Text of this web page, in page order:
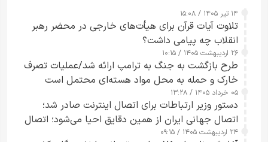
۱۴ تیر ۱۴۰۵ / ۱۵:۰۸
تلاوت آیات قرآن برای هیأت‌های خارجی در محضر رهبر
انقلاب چه پیامی داشت؟
۲۶ اردیبهشت ۱۴۰۵ / ۱۰:۱۵
طرح‌ بازگشت به جنگ به ترامپ ارائه شد/عملیات تصرف
خارک و حمله به محل مواد هسته‌ای محتمل است
۰۵ خرداد ۱۴۰۵ / ۱۳:۲۸
دستور وزیر ارتباطات برای اتصال اینترنت صادر شد؛
اتصال جهانی ایران از همین دقایق احیا می‌شود؛ اتصال
کامل مردم تا ۲۴ ساعت آینده
۲۴ اردیبهشت ۱۴۰۵ / ۰۹:۱۵